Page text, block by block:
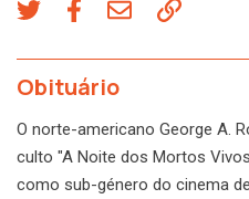
Obituário
O norte-americano George A.
culto "A Noite dos Mortos
como sub-género do cinema